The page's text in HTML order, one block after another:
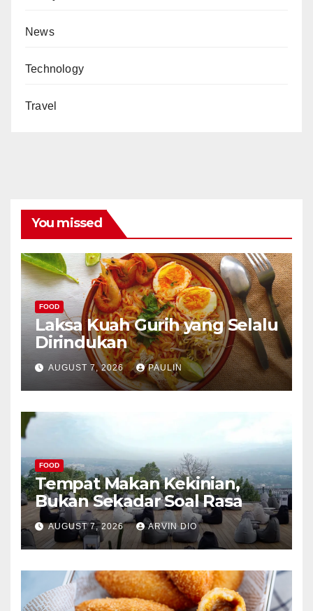
News
Technology
Travel
You missed
FOOD
Laksa Kuah Gurih yang Selalu
Dirindukan
AUGUST 7, 2026 PAULIN
FOOD
Tempat Makan Kekinian,
Bukan Sekadar Soal Rasa
AUGUST 7, 2026 ARVIN DIO